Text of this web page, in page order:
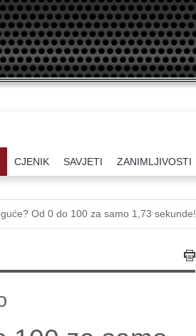
CJENIK SAVJETI ZANIMLJIVOSTI
Od 0 do 100 za samo 1,73 sekunde!